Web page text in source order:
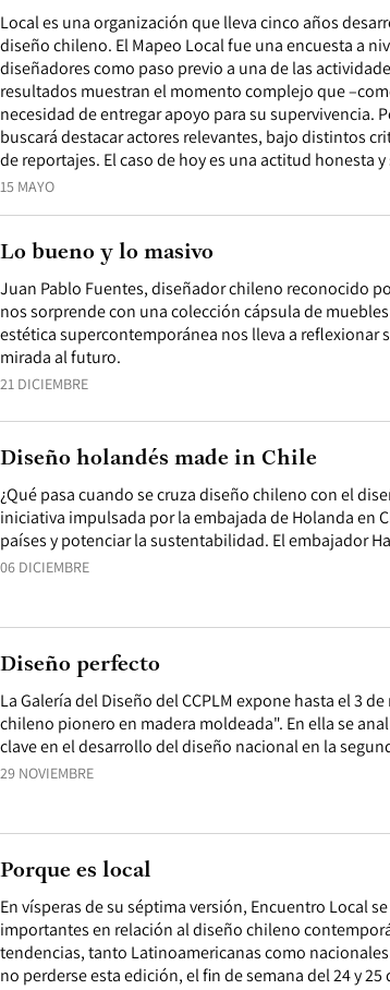
15 MAYO
Local es una organización que lleva cinco años
diseño chileno. El Mapeo Local fue una encuesta a
diseñadores como paso previo a una de las
resultados muestran el momento complejo que
necesidad de entregar apoyo para su supervivencia.
buscará destacar actores relevantes, bajo distintos
de reportajes. El caso de hoy es una actitud honesta
21 DICIEMBRE
Juan Pablo Fuentes, diseñador chileno reconocido
nos sorprende con una colección cápsula de
estética supercontemporánea nos lleva a reflexionar
mirada al futuro.
Lo bueno y lo masivo
06 DICIEMBRE
¿Qué pasa cuando se cruza diseño chileno con el
iniciativa impulsada por la embajada de Holanda en
países y potenciar la sustentabilidad. El embajador
Diseño holandés made in Chile
29 NOVIEMBRE
La Galería del Diseño del CCPLM expone hasta el 3
chileno pionero en madera moldeada". En ella se
clave en el desarrollo del diseño nacional en la
Diseño perfecto
En vísperas de su séptima versión, Encuentro Local
importantes en relación al diseño chileno
tendencias, tanto Latinoamericanas como
no perderse esta edición, el fin de semana del 24 y 25
Porque es local